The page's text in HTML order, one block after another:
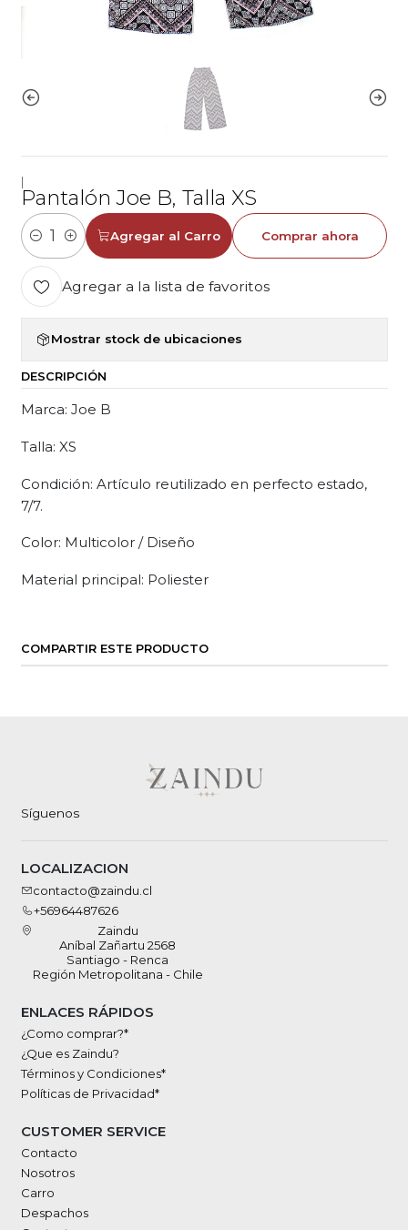
Pantalón Joe B, Talla XS
Cantidad
Agregar al Carro Comprar ahora
Agregar a la lista de favoritos
Mostrar stock de ubicaciones
DESCRIPCIÓN
Marca: Joe B
Talla: XS
Condición: Artículo reutilizado en perfecto estado,
7/7.
Color: Multicolor / Diseño
Material principal: Poliester
COMPARTIR ESTE PRODUCTO
Síguenos
LOCALIZACION
contacto@zaindu.cl
+56964487626
Zaindu
Aníbal Zañartu 2568
Santiago - Renca
Región Metropolitana - Chile
ENLACES RÁPIDOS
¿Como comprar?*
¿Que es Zaindu?
Términos y Condiciones*
Políticas de Privacidad*
CUSTOMER SERVICE
Contacto
Nosotros
Carro
Despachos